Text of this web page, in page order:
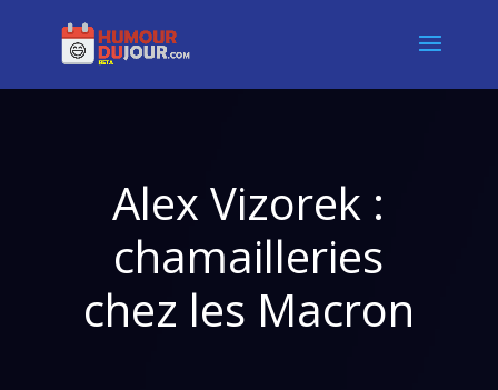
Alex Vizorek :
chamailleries
chez les Macron